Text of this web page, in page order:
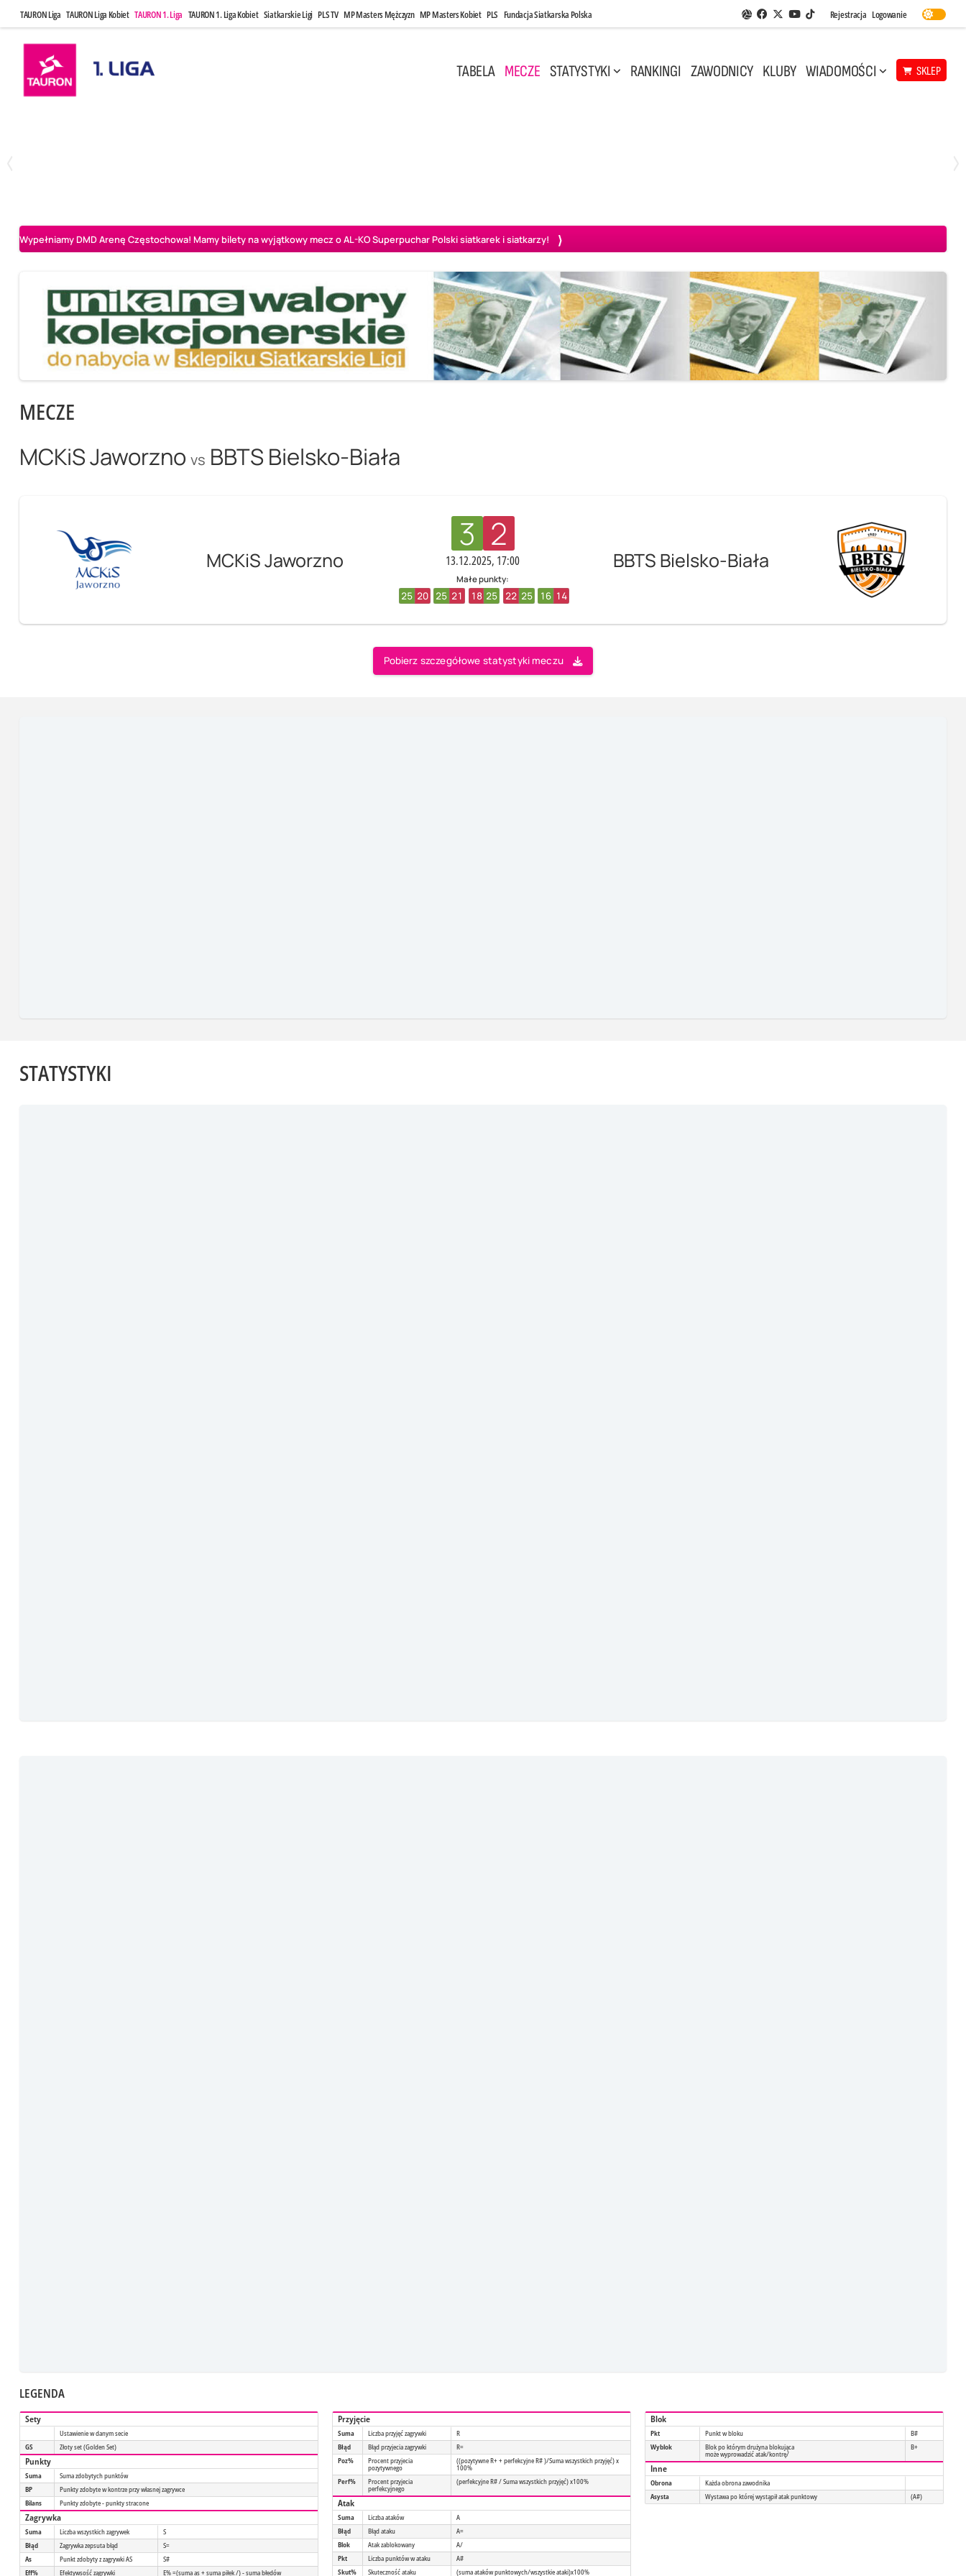
TAURON Liga TAURON Liga Kobiet TAURON 1. Liga TAURON 1. Liga Kobiet Siatkarskie Ligi PLS TV MP Masters Mężczyzn MP Masters Kobiet PLS Fundacja Siatkarska Polska Aplikacja Siatkarskie Ligi
Facebook
Twitter
Youtube
TikTok
Rejestracja Logowanie
TABELA MECZE STATYSTYKI RANKINGI ZAWODNICY KLUBY WIADOMOŚCI SKLEP
Wypełniamy DMD Arenę Częstochowa! Mamy bilety na wyjątkowy mecz o AL-KO Superpuchar Polski siatkarek i siatkarzy!
MECZE
MCKiS Jaworzno vs BBTS Bielsko-Biała
MCKiS Jaworzno
3 2
13.12.2025, 17:00
Małe punkty:
25 20 25 21 18 25 22 25 16 14
BBTS Bielsko-Biała
Pobierz szczegółowe statystyki meczu
STATYSTYKI
LEGENDA
Sety
Ustawienie w danym secie
GS
Złoty set (Golden Set)
Punkty
Suma
Suma zdobytych punktów
BP
Punkty zdobyte w kontrze przy własnej zagrywce
Bilans
Punkty zdobyte - punkty stracone
Zagrywka
Suma Liczba wszystkich zagrywek
S
Błąd
Zagrywka zepsuta błąd
S=
As
Punkt zdobyty z zagrywki AS
S#
Eff%
Efektywsość zagrywki E% =(suma as + suma piłek /) - suma błedów
Przyjęcie
Suma Liczba przyjęć zagrywki
R
Błąd
Błąd przyjecia zagrywki
R=
Poz%
Procent przyjecia
pozytywnego
((pozytywne R+ + perfekcyjne R# )/Suma wszystkich przyjęć) x
100%
Perf%
Procent przyjecia
perfekcyjnego
(perfekcyjne R# / Suma wszystkich przyjęć) x100%
Atak
Suma Liczba ataków
A
Błąd
Błąd ataku
A=
Blok
Atak zablokowany
A/
Pkt
Liczba punktów w ataku
A#
Skut%
Skuteczność ataku (suma ataków punktowych/wszystkie ataki)x100%
Blok
Pkt Punkt w bloku
B#
Wyblok
Blok po którym drużyna blokująca
może wyprowadzić atak/kontrę/
B+
Inne
Obrona
Każda obrona zawodnika
Asysta
Wystawa po której wystąpił atak punktowy (A#)